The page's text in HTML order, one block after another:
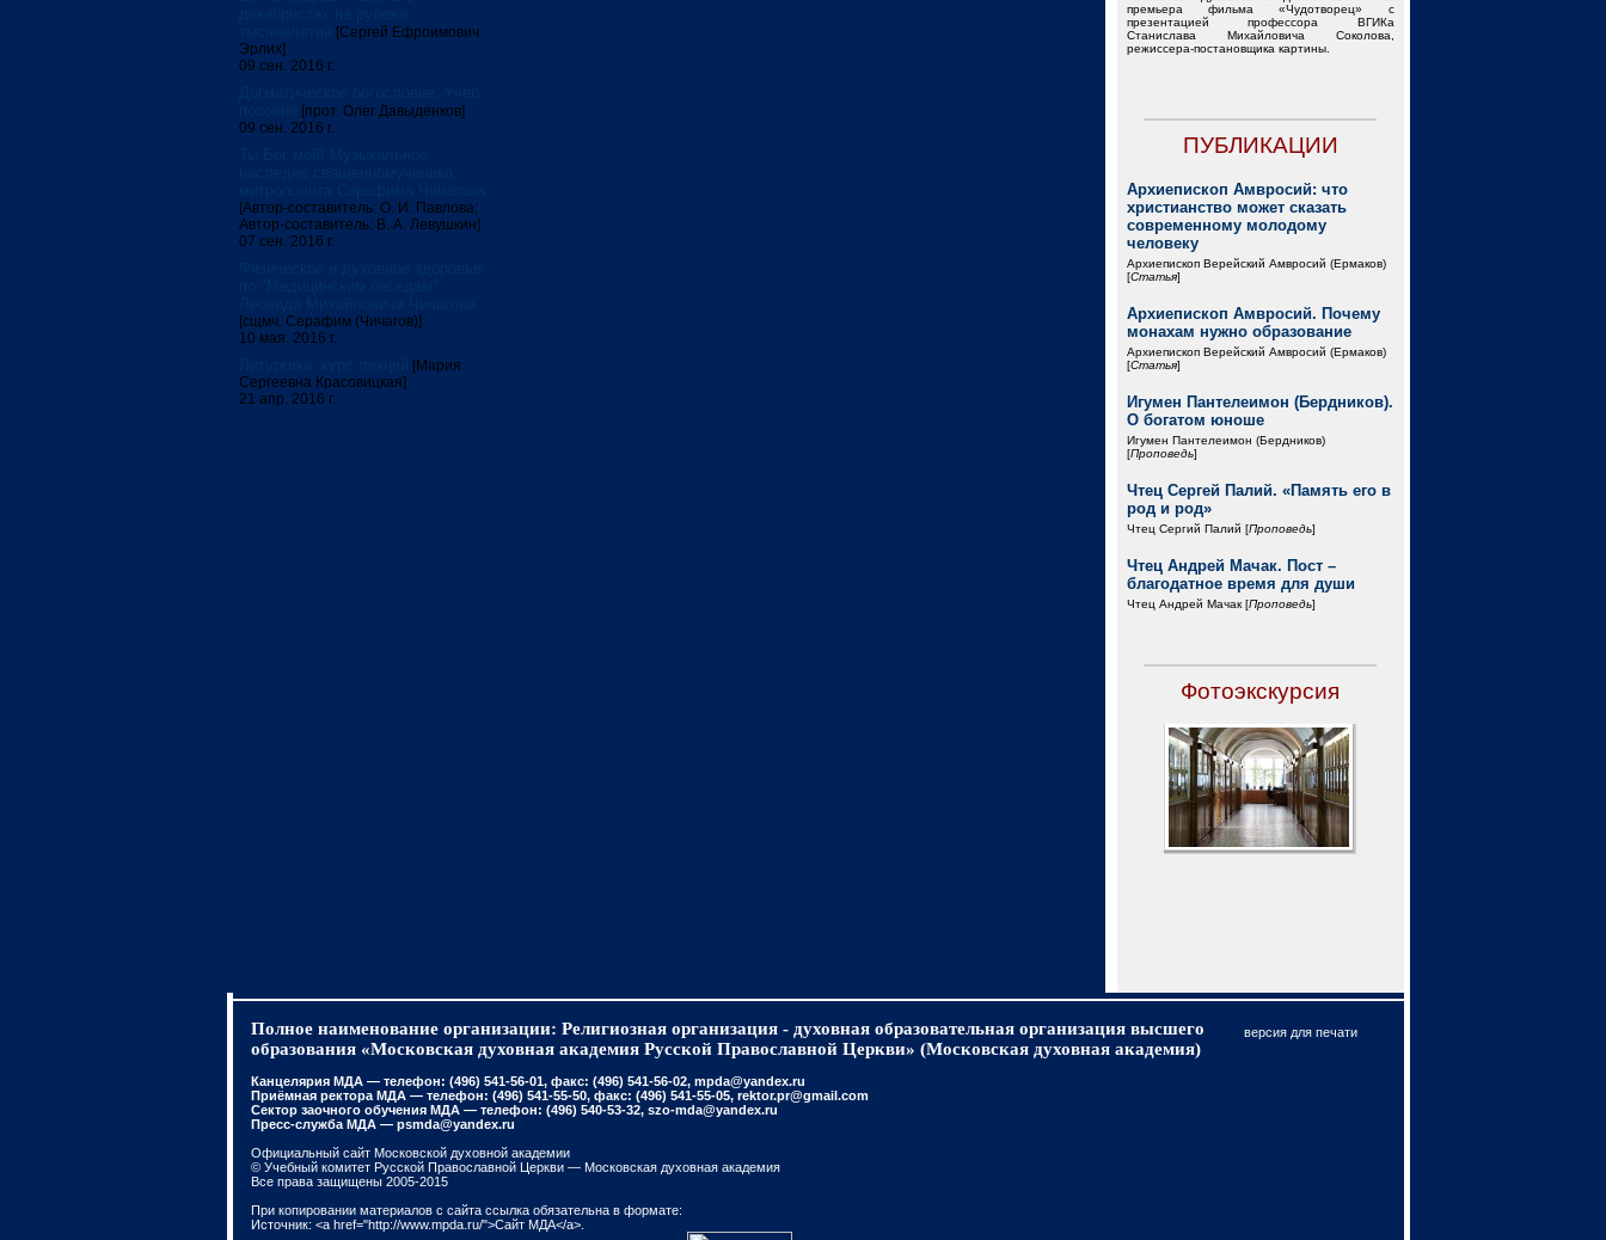
[Сергей Ефроимович
Эрлих]
09 сен. 2016 г.
[прот. Олег Давыденков]
09 сен. 2016 г.
[Автор-составитель: О. И. Павлова;
Автор-составитель: В. А. Левушкин]
07 сен. 2016 г.
[сщмч. Серафим (Чичагов)]
10 мая. 2016 г.
[Мария
Сергеевна Красовицкая]
21 апр. 2016 г.
премьера фильма «Чудотворец» с
презентацией профессора ВГИКа
Станислава Михайловича Соколова,
режиссера-постановщика картины.
ПУБЛИКАЦИИ
Архиепископ Амвросий: что
христианство может сказать
современному молодому
человеку
Архиепископ Верейский Амвросий (Ермаков)
[Статья]
Архиепископ Амвросий. Почему
монахам нужно образование
Архиепископ Верейский Амвросий (Ермаков)
[Статья]
Игумен Пантелеимон (Бердников).
О богатом юноше
Игумен Пантелеимон (Бердников)
[Проповедь]
Чтец Сергей Палий. «Память его в
род и род»
Чтец Сергий Палий [Проповедь]
Чтец Андрей Мачак. Пост –
благодатное время для души
Чтец Андрей Мачак [Проповедь]
Фотоэкскурсия
версия для печати
Полное наименование организации: Религиозная организация - духовная образовательная организация высшего
образования «Московская духовная академия Русской Православной Церкви» (Московская духовная академия)
Канцелярия МДА — телефон: (496) 541-56-01, факс: (496) 541-56-02, mpda@yandex.ru
Приёмная ректора МДА — телефон: (496) 541-55-50, факс: (496) 541-55-05, rektor.pr@gmail.com
Сектор заочного обучения МДА — телефон: (496) 540-53-32, szo-mda@yandex.ru
Пресс-служба МДА — psmda@yandex.ru
Официальный сайт Московской духовной академии
© Учебный комитет Русской Православной Церкви — Московская духовная академия
Все права защищены 2005-2015
При копировании материалов с сайта ссылка обязательна в формате:
Источник: <a href="http://www.mpda.ru/">Сайт МДА</a>.